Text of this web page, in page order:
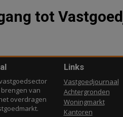
tot
van
overdragen
Links
Vastgoedjournaal
Achtergronden
Woningmarkt
Kantoren